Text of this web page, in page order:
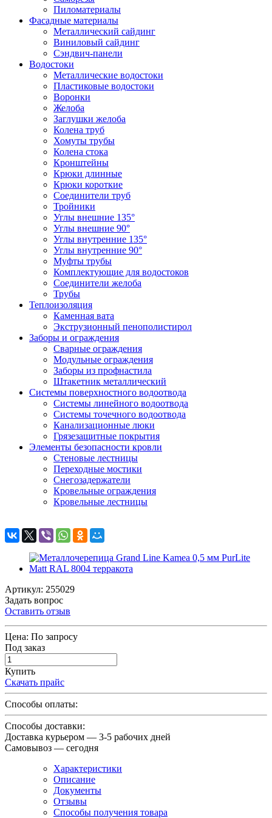
Пиломатериалы
Фасадные материалы
Металлический сайдинг
Виниловый сайдинг
Сэндвич-панели
Водостоки
Металлические водостоки
Пластиковые водостоки
Воронки
Желоба
Заглушки желоба
Колена труб
Хомуты трубы
Колена стока
Кронштейны
Крюки длинные
Крюки короткие
Соединители труб
Тройники
Углы внешние 135°
Углы внешние 90°
Углы внутренние 135°
Углы внутренние 90°
Муфты трубы
Комплектующие для водостоков
Соединители желоба
Трубы
Теплоизоляция
Каменная вата
Экструзионный пенополистирол
Заборы и ограждения
Сварные ограждения
Модульные ограждения
Заборы из профнастила
Штакетник металлический
Системы поверхностного водоотвода
Системы линейного водоотвода
Системы точечного водоотвода
Канализационные люки
Грязезащитные покрытия
Элементы безопасности кровли
Стеновые лестницы
Переходные мостики
Снегозадержатели
Кровельные ограждения
Кровельные лестницы
Артикул: 255029
Задать вопрос
Оставить отзыв
Цена: По запросу
Под заказ
Купить
Скачать прайс
Способы оплаты:
Способы доставки:
Доставка курьером — 3-5 рабочих дней
Самовывоз — сегодня
Характеристики
Описание
Документы
Отзывы
Способы получения товара